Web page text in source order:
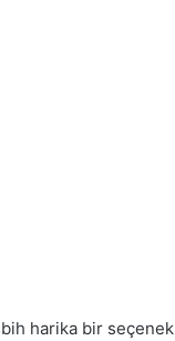
harika bir seçenek